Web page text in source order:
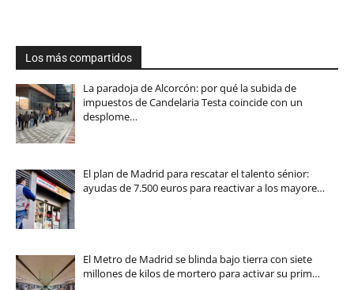
Los más compartidos
La paradoja de Alcorcón: por qué la subida de
impuestos de Candelaria Testa coincide con un
desplome…
El plan de Madrid para rescatar el talento sénior:
ayudas de 7.500 euros para reactivar a los mayore…
El Metro de Madrid se blinda bajo tierra con siete
millones de kilos de mortero para activar su prim…